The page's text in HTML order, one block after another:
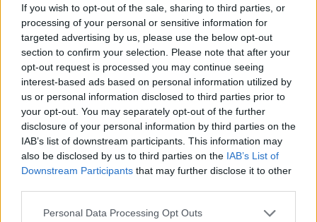
If you wish to opt-out of the sale, sharing to third parties, or
processing of your personal or sensitive information for
targeted advertising by us, please use the below opt-out
section to confirm your selection. Please note that after your
opt-out request is processed you may continue seeing
interest-based ads based on personal information utilized by
us or personal information disclosed to third parties prior to
your opt-out. You may separately opt-out of the further
disclosure of your personal information by third parties on the
IAB’s list of downstream participants. This information may
also be disclosed by us to third parties on the IAB’s List of
Downstream Participants that may further disclose it to other
Personal Data Processing Opt Outs
ΕΡΤ: Εντυπωσιακή
αύξηση κερδοφορίας
στη φετινή Eurovision
20.05.2026
Ηλεκτρικά πατίνια:
Μεταφορικό μέσο ή
«παγίδα» θανάτου;
Οδηγός ασφαλούς
μετακίνησης
12.05.2026